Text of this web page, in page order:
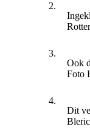
2.
3.
Ook
Foto
4.
Dit